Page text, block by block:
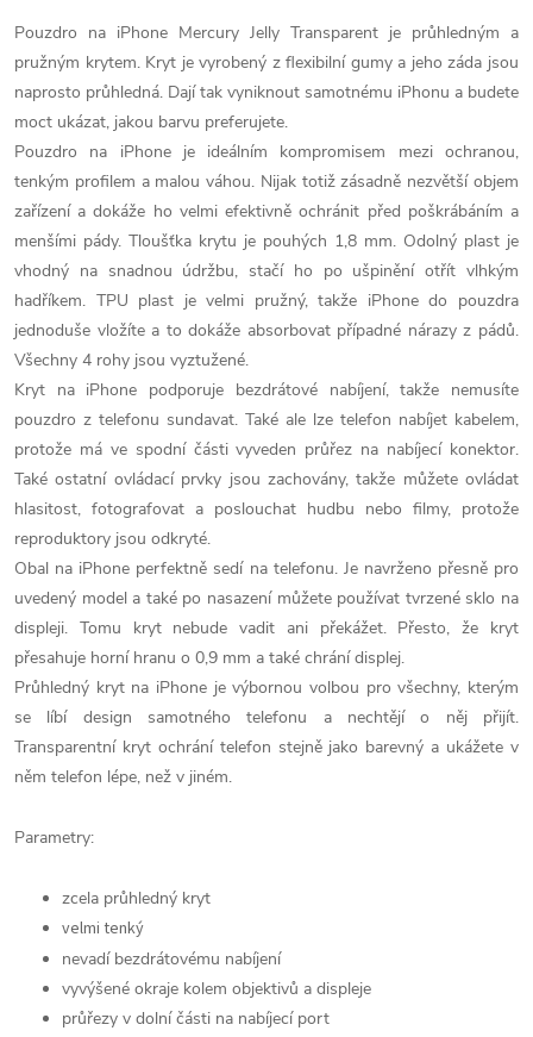
Pouzdro na iPhone Mercury Jelly Transparent je průhledným a
pružným krytem. Kryt je vyrobený z flexibilní gumy a jeho záda jsou
naprosto průhledná. Dají tak vyniknout samotnému iPhonu a budete
moct ukázat, jakou barvu preferujete.
Pouzdro na iPhone je ideálním kompromisem mezi ochranou,
tenkým profilem a malou váhou. Nijak totiž zásadně nezvětší objem
zařízení a dokáže ho velmi efektivně ochránit před poškrábáním a
menšími pády. Tloušťka krytu je pouhých 1,8 mm. Odolný plast je
vhodný na snadnou údržbu, stačí ho po ušpinění otřít vlhkým
hadříkem. TPU plast je velmi pružný, takže iPhone do pouzdra
jednoduše vložíte a to dokáže absorbovat případné nárazy z pádů.
Všechny 4 rohy jsou vyztužené.
Kryt na iPhone podporuje bezdrátové nabíjení, takže nemusíte
pouzdro z telefonu sundavat. Také ale lze telefon nabíjet kabelem,
protože má ve spodní části vyveden průřez na nabíjecí konektor.
Také ostatní ovládací prvky jsou zachovány, takže můžete ovládat
hlasitost, fotografovat a poslouchat hudbu nebo filmy, protože
reproduktory jsou odkryté.
Obal na iPhone perfektně sedí na telefonu. Je navrženo přesně pro
uvedený model a také po nasazení můžete používat tvrzené sklo na
displeji. Tomu kryt nebude vadit ani překážet. Přesto, že kryt
přesahuje horní hranu o 0,9 mm a také chrání displej.
Průhledný kryt na iPhone je výbornou volbou pro všechny, kterým
se líbí design samotného telefonu a nechtějí o něj přijít.
Transparentní kryt ochrání telefon stejně jako barevný a ukážete v
něm telefon lépe, než v jiném.
Parametry:
zcela průhledný kryt
velmi tenký
nevadí bezdrátovému nabíjení
vyvýšené okraje kolem objektivů a displeje
průřezy v dolní části na nabíjecí port